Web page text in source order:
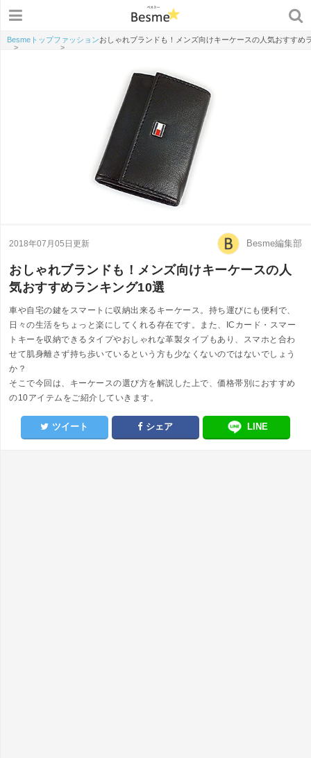
Besmeトップ
>
ファッション
>
おしゃれブランドも！メンズ向けキーケースの人気おすすめ
2018年07月05日更新 Besme編集部
おしゃれブランドも！メンズ向けキーケースの人
気おすすめランキング10選
車や自宅の鍵をスマートに収納出来るキーケース。持ち運びにも便利で、
日々の生活をちょっと楽にしてくれる存在です。また、ICカード・スマー
トキーを収納できるタイプやおしゃれな革製タイプもあり、スマホと合わ
せて肌身離さず持ち歩いているという方も少なくないのではないでしょう
か？
そこで今回は、キーケースの選び方を解説した上で、価格帯別におすすめ
の10アイテムをご紹介していきます。
ツイート シェア LINE